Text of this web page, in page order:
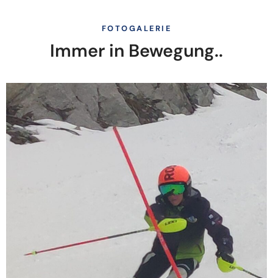
FOTOGALERIE
Immer in Bewegung..